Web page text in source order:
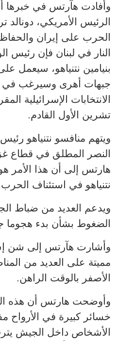
وأفادت هآرتس في خبرها
الرئيس الأمريكي، دونالد
الحرب على إيران
النار في لبنان فإن رئيس
بنيامين نتنياهو، سيعمل
جبهات أهرى وسيرغب في
الانتخابات الإسرائيلية
تشرين الأول القادم.
ويتهم منافسو نتنياهو
النصر المطلق في قطاع
هارتس إلى أن هذا الأمر
نتنياهو في استئناف
ويدعم العديد من ضباط
الضغوط بشأن بدء هجوما
وأشارت هآرتس إلى شن
مميتة على العديد من
الأصفر بالوقت الراهن.
وأوضحت هارتس أن هذه
خسائر كبيرة في الأرواح
الأشخاص داخل الجيش